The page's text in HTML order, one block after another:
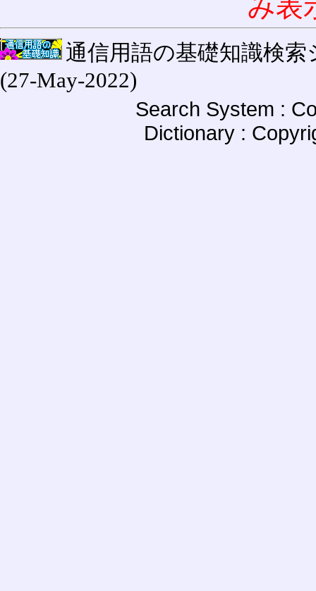
み表
通信用語の基礎知識検索
(27-May-2022)
Search System :
Dictionary :